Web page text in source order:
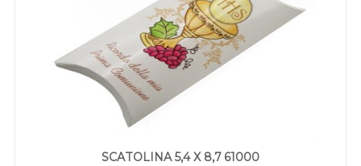
SCATOLINA 5,4 X 8,7 61000